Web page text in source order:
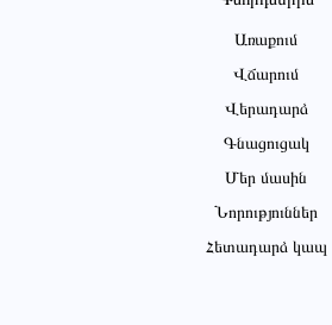
Առաքում
Վճարում
Վերադարձ
Գնացուցակ
Մեր մասին
Նորություններ
Հետադարձ կապ